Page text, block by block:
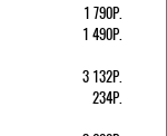
1 790Р.
1 490Р.
3 132Р.
234Р.